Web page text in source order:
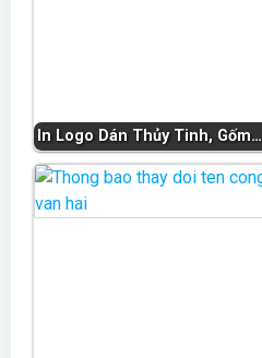
In Logo Dán Thủy Tinh, Gốm…